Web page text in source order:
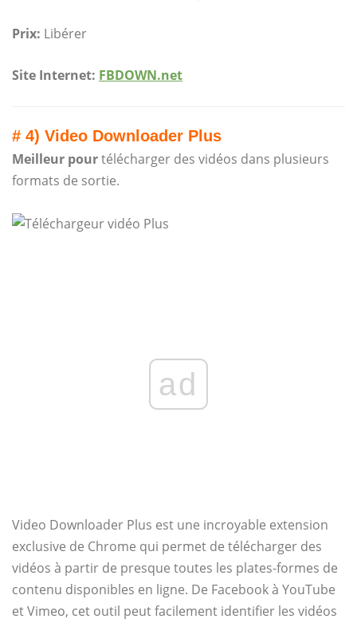
Prix: Libérer
Site Internet: FBDOWN.net
# 4) Video Downloader Plus
Meilleur pourtélécharger des vidéos dans plusieurs
formats de sortie.
ad
Video Downloader Plus est une incroyable extension
exclusive de Chrome qui permet de télécharger des
vidéos à partir de presque toutes les plates-formes de
contenu disponibles en ligne. De Facebook à YouTube
et Vimeo, cet outil peut facilement identifier les vidéos